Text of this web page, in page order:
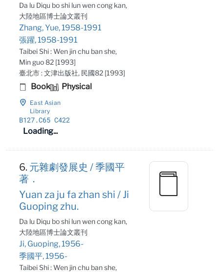
Da lu Diqu bo shi lun wen cong kan,
大陸地區博士論文叢刊
Zhang, Yue, 1958-1991
張躍, 1958-1991
Taibei Shi : Wen jin chu ban she,
Min guo 82 [1993]
臺北市 : 文津出版社, 民國82 [1993]
Book Physical
East Asian
Library
B127.C65 C422
Loading...
6. 元雜劇發展史 / 季國平
著．
Yuan za ju fa zhan shi / Ji
Guoping zhu.
Da lu Diqu bo shi lun wen cong kan,
大陸地區博士論文叢刊
Ji, Guoping, 1956-
季國平, 1956-
Taibei Shi : Wen jin chu ban she,